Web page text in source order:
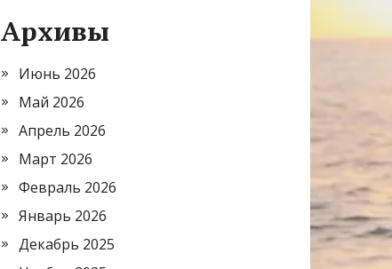
Архивы
Июнь 2026
Май 2026
Апрель 2026
Март 2026
Февраль 2026
Январь 2026
Декабрь 2025